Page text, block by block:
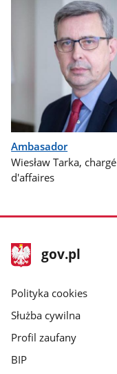
Ambasador
Wiesław Tarka, chargé
d'affaires
stopka
gov.pl
Strona
gov.pl
gov.pl
Polityka cookies
Służba cywilna
Profil zaufany
BIP